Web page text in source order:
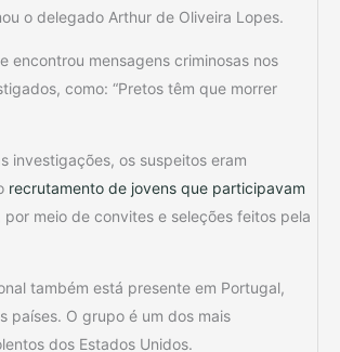
o delegado Arthur de Oliveira Lopes.
encontrou mensagens criminosas nos
como: “Pretos têm que morrer
investigações, os suspeitos eram
recrutamento de jovens que participavam
, por meio de convites e seleções feitos pela
também está presente em Portugal,
países. O grupo é um dos mais
dos Estados Unidos.